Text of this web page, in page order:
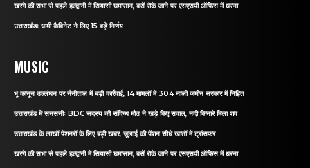
खरगे की सभा से पहले हल्द्वानी में सियासी घमासान, बसें रोके जाने पर एसएसपी ऑफिस में धरना
उत्तराखंडः धामी कैबिनेट ने लिए 15 बड़े निर्णय
MUSIC
भू कानून उल्लंघन पर नैनीताल में बड़ी कार्रवाई, 14 मामलों में 304 नाली जमीन सरकार में निहित
उत्तराखंड में सनसनीः BDC सदस्य की संदिग्ध मौत ने खड़े किए सवाल, नदी किनारे मिला शव
उत्तराखंड के लाखों पेंशनरों के लिए बड़ी खबर, जुलाई की पेंशन सीधे खातों में ट्रांसफर
खरगे की सभा से पहले हल्द्वानी में सियासी घमासान, बसें रोके जाने पर एसएसपी ऑफिस में धरना